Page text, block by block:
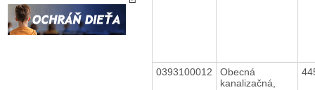
0393100012
Obecná
kanalizačná,